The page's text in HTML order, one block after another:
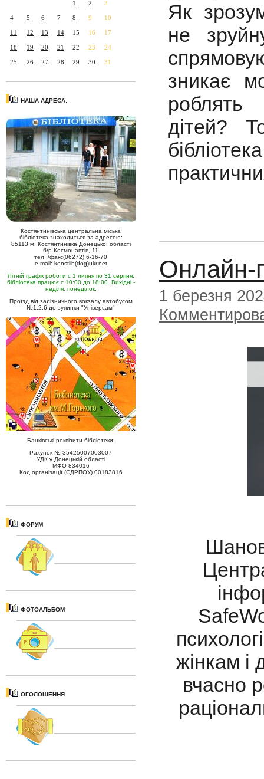
1 2 3
4 5 6 7 8 9 10
11 12 13 14 15 16 17
18 19 20 21 22 23 24
25 26 27 28 29 30 31
НАША АДРЕСА:
Костянтинівська центральна міська
бібліотека знаходиться за адресою:
85113 м. Костянтинівка Донецької області
б/р Космонавтів, 11
тел. /факс(06272) 6-16-70
e-mail: konstlib(dog)ukr.net
Літній графік роботи с 1 липня по 31 серпня:
бібліотека працює с 10:00 до 18:00. Вихідні -
неділя, понеділок.
Проїзд від залізничного вокзалу автобусом
№1,2,6 до зупинки "Універсам"
Банківські реквізити бібліотеки:
Рахунок № 35425007003007
УДК у Донецькій області
МФО 834016
Код організації (ЄДРПОУ) 00183816
ФОРУМ
ФОТОАЛЬБОМ
ОГОЛОШЕННЯ
Як
не
зникає
роблять
дітей?
Онлайн-
1 березня
жінкам і
вчасно